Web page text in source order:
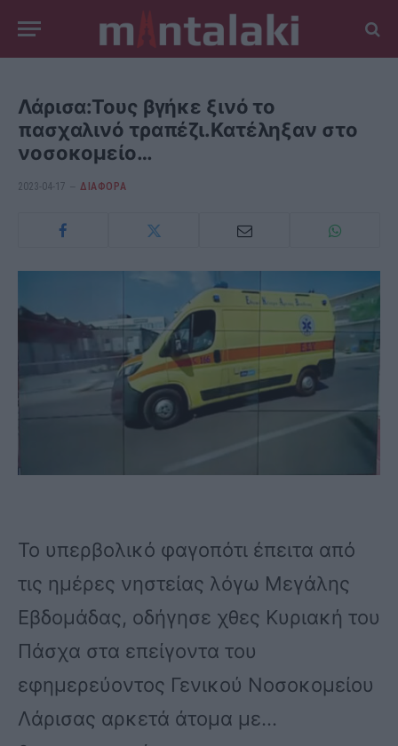
Λάρισα:Τους βγήκε ξινό το
πασχαλινό τραπέζι.Κατέληξαν στο
νοσοκομείο…
2023-04-17 ΔΙΆΦΟΡΑ
Το υπερβολικό φαγοπότι έπειτα από
τις ημέρες νηστείας λόγω Μεγάλης
Εβδομάδας, οδήγησε χθες Κυριακή του
Πάσχα στα επείγοντα του
εφημερεύοντος Γενικού Νοσοκομείου
Λάρισας αρκετά άτομα με…